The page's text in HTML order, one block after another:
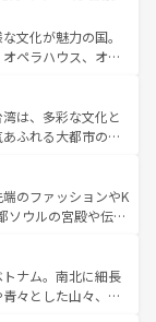
で異なる魅力を楽
感じることができ
の旅も、アメリカ
島やカウアイ島が
をはじめ、豊かな
ピリット」と呼ば
アンミュージッ
ハワイの魅力を彩
動が待っているハ
文化が魅力の国。
ペラハウス、オー
ル（エアーズロッ
ンズの熱帯雨林な
やワイン、オージ
サーフィンやダイ
きにはたまらな
に味わいつくそ
は、多彩な文化と
ふれる大都市の台
など、都市の喧騒
人に新しい発見と
台湾の食文化も魅
エティ豊かな料理
コンテンツ一覧を参
のファッションやK
ソウルの宮殿や伝統
美を楽しむことが
ストリートフード
。夜には、韓国な
ナム。南北に細長
々とした山々、世